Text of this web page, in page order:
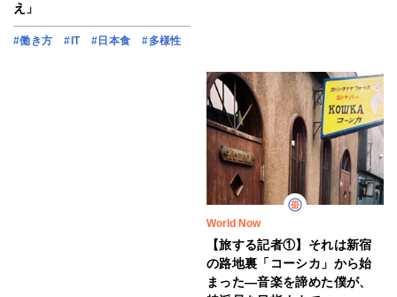
え」
#働き方 #IT #日本食 #多様性
World Now
【旅する記者①】それは新宿
の路地裏「コーシカ」から始
まった―音楽を諦めた僕が、